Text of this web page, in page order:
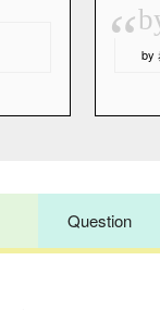
“ by
Question